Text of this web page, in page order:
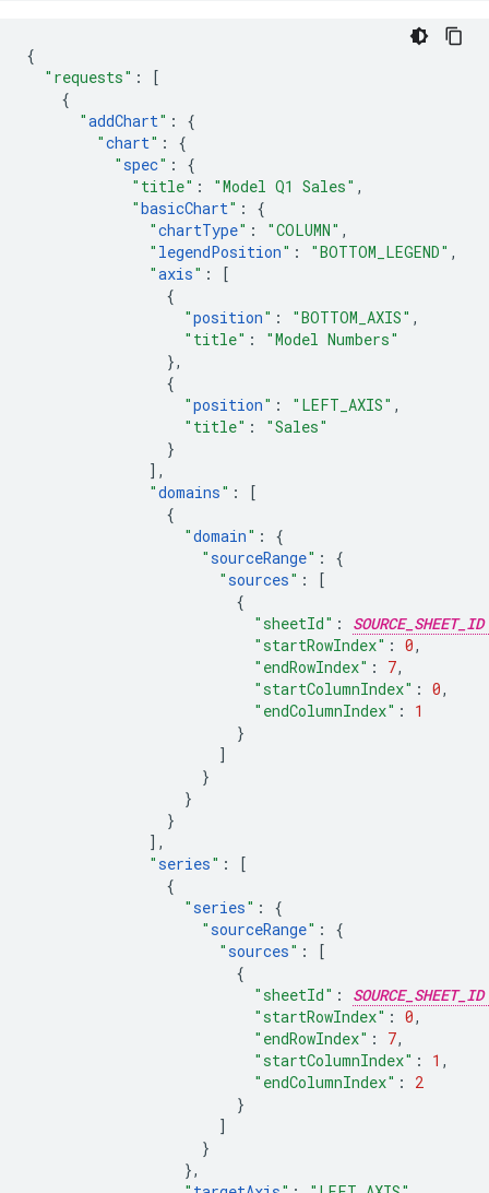
{
"requests" :
[
{
"addChart" :
{
"chart" :
{
"spec" :
{
"title" : "Model Q1 Sales" ,
"basicChart" :
{
"chartType" : "COLUMN" ,
" legendPosition" : "BOTTOM_LEGEND" ,
"axis" :
[
{
"position" : "BOTTOM_AXIS" ,
"title" :
"Model Numbers"
},
{
"position" : "LEFT_AXIS" ,
"title" :
"Sales"
}
],
"domains" :
[
{
"domain" :
{
"sourceRange" :
{
"sources" :
[
{
"sheetId" :
SOURCE_SHEET_ID
"startRowIndex" : 0,
"endRowIndex" : 7,
"startColumnIndex" : 0,
"endColumnIndex" :
1
}
]
}
}
}
],
"series" :
[
{
"series" :
{
"sourceRange" :
{
"sources" :
[
{
"sheetId" :
SOURCE_SHEET_ID
"startRowIndex" : 0,
"endRowIndex" : 7,
"startColumnIndex" : 1 ,
"endColumnIndex" :
2
}
]
}
},